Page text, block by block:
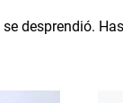
desprendió.